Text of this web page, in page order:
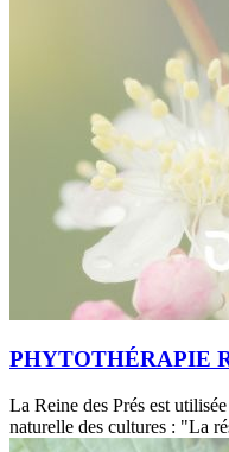
PHYTOTHÉRAPIE
La Reine des Prés est
naturelle des cultures : "La